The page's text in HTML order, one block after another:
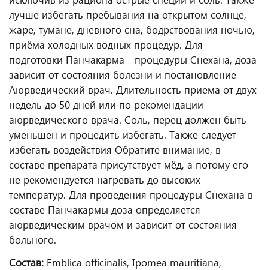
лучше избегать пребывания на открытом солнце,
жаре, тумане, дневного сна, бодрствования ночью,
приёма холодных водных процедур. Для
подготовки Панчакарма - процедуры Снехана, доза
зависит от состояния болезни и постановление
Аюрведический врач. Длительность приема от двух
недель до 50 дней или по рекомендации
аюрведического врача. Соль, перец должен быть
уменьшен и процедить избегать. Также следует
избегать воздействия Обратите внимание, в
составе препарата присутствует мёд, а потому его
не рекомендуется нагревать до высоких
температур. Для проведения процедуры Снехана в
составе Панчакармы доза определяется
аюрведическим врачом и зависит от состояния
больного.
Состав: Emblica officinalis, Ipomea mauritiana,